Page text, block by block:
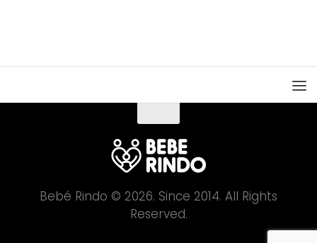
Bebé Rindo © 2026. Since 2014. All Rights
Reserved.